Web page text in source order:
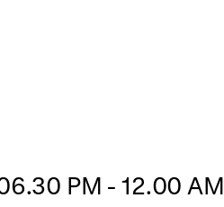
PM - 12.00 AM